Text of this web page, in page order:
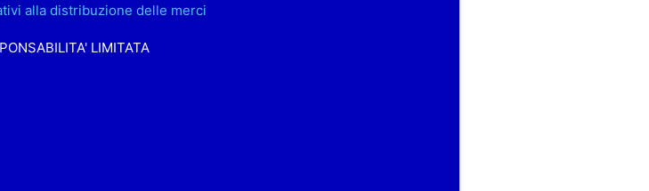
alla distribuzione delle merci
LIMITATA